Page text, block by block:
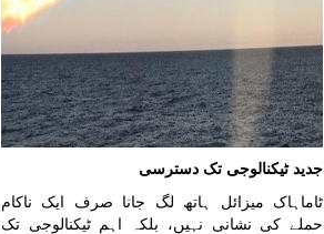
جدید ٹیکنالوجی تک دسترسی
ٹاماہاک میزائل ہاتھ لگ جانا صرف ایک ناکام
حملے کی نشانی نہیں، بلکہ اہم ٹیکنالوجی تک